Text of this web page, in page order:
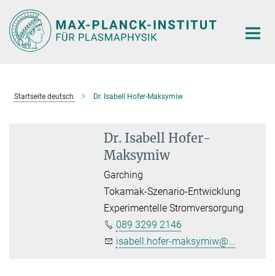
Hauptinhalt
Startseite deutsch Dr. Isabell Hofer-Maksymiw
Dr. Isabell Hofer-
Maksymiw
Garching
Tokamak-Szenario-Entwicklung
Experimentelle Stromversorgung
089 3299 2146
isabell.hofer-maksymiw@...